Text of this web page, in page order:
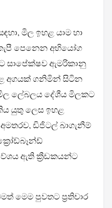
මිල ඉහළ යාම හා
පෙනෙන අභියෝග
සාපේක්ෂව ඇමරිකානු
අගයක් ගනිමින් සිටින
ලේබලය දේශීය මිලකට
යුතු ලෙස ඉහළ
ඩිජිටල් බාගැනීම්
ඇති ක්‍රීඩකයන්ට
මෙම පුවතට ප්‍රතිචාර